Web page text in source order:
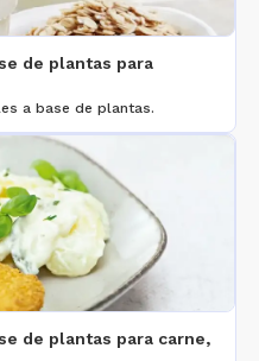
de plantas para
a base de plantas.
de plantas para carne,